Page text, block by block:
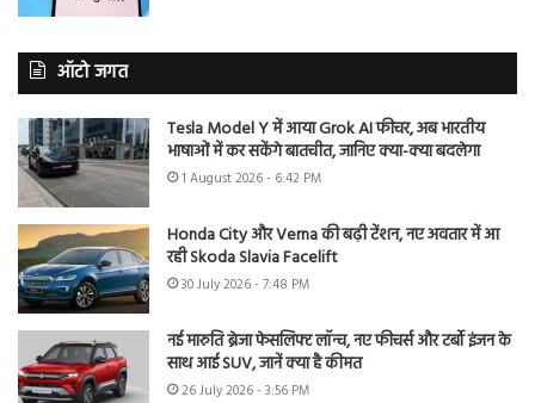
ऑटो जगत
Tesla Model Y में आया Grok AI फीचर, अब भारतीय
भाषाओं में कर सकेंगे बातचीत, जानिए क्या-क्या बदलेगा
1 August 2026 - 6:42 PM
Honda City और Verna की बढ़ी टेंशन, नए अवतार में आ
रही Skoda Slavia Facelift
30 July 2026 - 7:48 PM
नई मारुति ब्रेजा फेसलिफ्ट लॉन्च, नए फीचर्स और टर्बो इंजन के
साथ आई SUV, जानें क्या है कीमत
26 July 2026 - 3:56 PM